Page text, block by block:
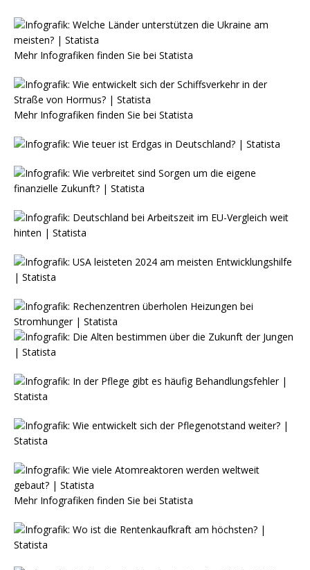
Mehr Infografiken finden Sie bei Statista
Mehr Infografiken finden Sie bei Statista
Mehr Infografiken finden Sie bei Statista